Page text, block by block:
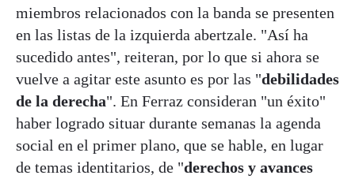
miembros relacionados con la banda se presenten
en las listas de la izquierda abertzale. "Así ha
sucedido antes", reiteran, por lo que si ahora se
vuelve a agitar este asunto es por las "debilidades
de la derecha". En Ferraz consideran "un éxito"
haber logrado situar durante semanas la agenda
social en el primer plano, que se hable, en lugar
de temas identitarios, de "derechos y avances